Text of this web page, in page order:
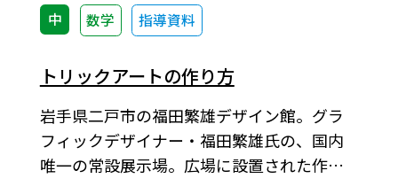
中 数学 指導資料
トリックアートの作り方
岩手県二戸市の福田繁雄デザイン館。グラ
フィックデザイナー・福田繁雄氏の、国内
唯一の常設展示場。広場に設置された作品